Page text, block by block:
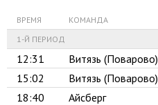
ВРЕМЯ КОМАНДА
1-Й ПЕРИОД
12:31 Витязь (Поварово)
15:02
Витязь (Поварово)
18:40
Айсберг